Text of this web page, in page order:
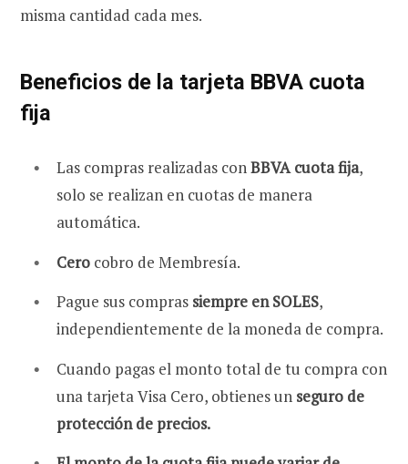
misma cantidad cada mes.
Beneficios de la tarjeta BBVA cuota
fija
Las compras realizadas conBBVA cuota fija,
solo se realizan en cuotas de manera
automática.
Cero cobro de Membresía.
Pague sus compras siempre en SOLES,
independientemente de la moneda de compra.
Cuando pagas el monto total de tu compra con
una tarjeta Visa Cero, obtienes un seguro de
protección de precios.